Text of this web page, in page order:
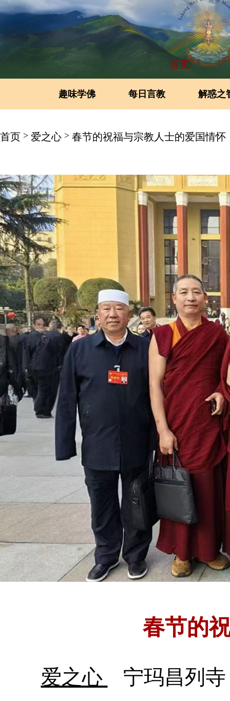
首页
趣味学佛 每日言教 解惑之
首页 > 爱之心 > 春节的祝福与宗教人士的爱国情怀
春节的
爱之心
宁玛昌列寺